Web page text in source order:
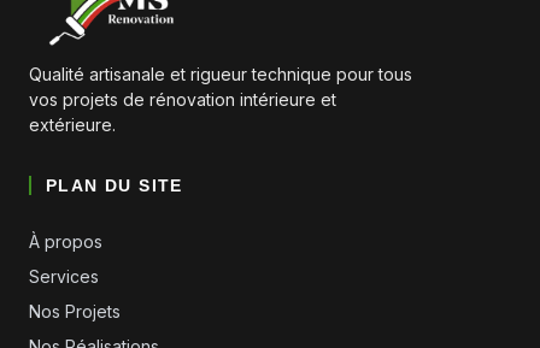
Qualité artisanale et rigueur technique pour tous
vos projets de rénovation intérieure et
extérieure.
PLAN DU SITE
À propos
Services
Nos Projets